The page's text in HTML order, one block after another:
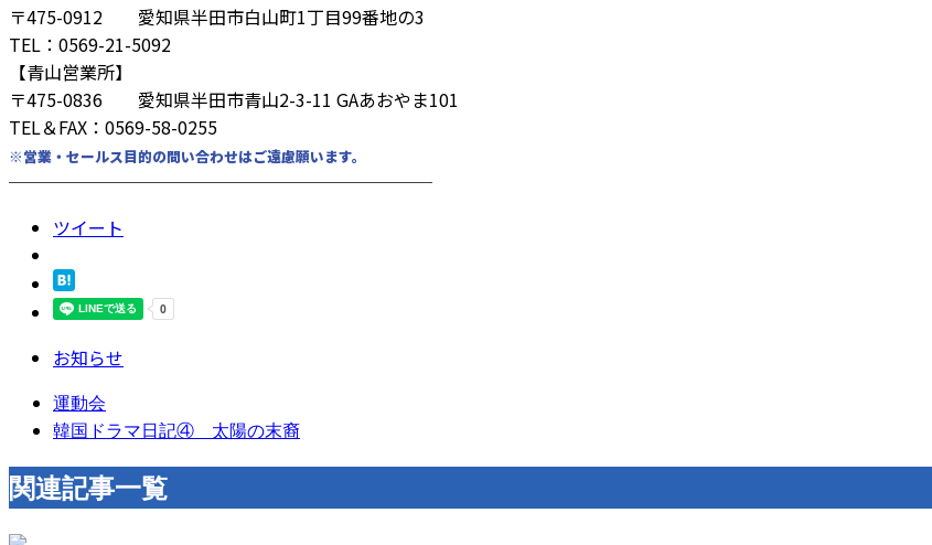
〒475-0912 愛知県半田市白山町1丁目99番地の3
TEL：0569-21-5092
【青山営業所】
〒475-0836 愛知県半田市青山2-3-11 GAあおやま101
TEL＆FAX：0569-58-0255
※営業・セールス目的の問い合わせはご遠慮願います。
────────────────────────
ツイート
お知らせ
運動会
韓国ドラマ日記④ 太陽の末裔
関連記事一覧